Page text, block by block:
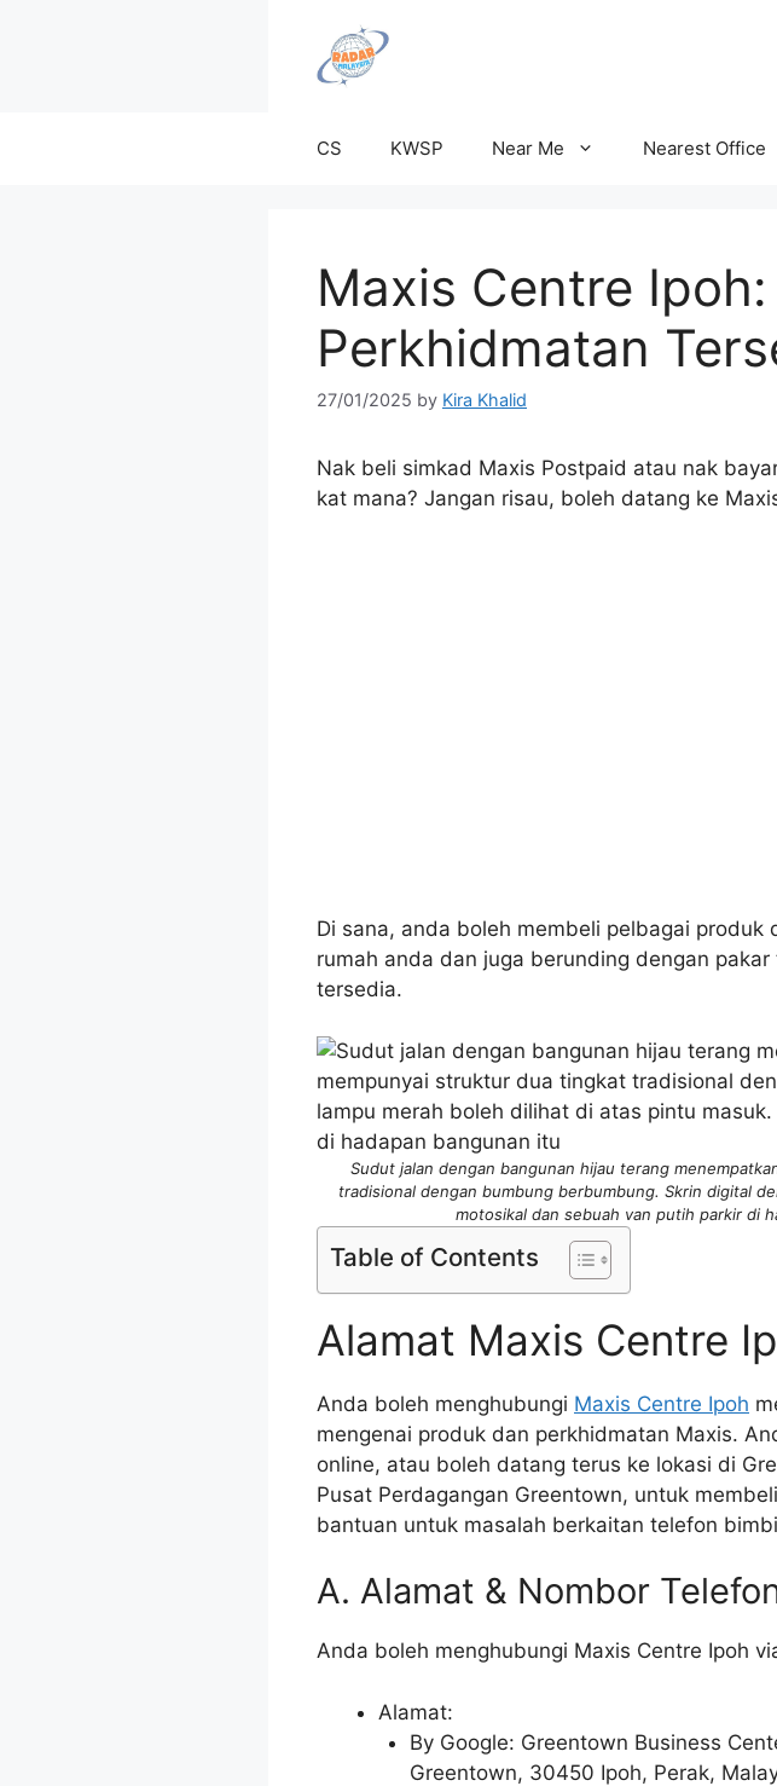
CS KWSP Near Me Nearest Office
Maxis Centre
Perkhidmatan
27/01/2025 by Kira Khalid
Nak beli simkad Maxis Postpaid atau nak
kat mana? Jangan risau, boleh datang ke
Di sana, anda boleh membeli pelbagai
rumah anda dan juga berunding dengan
tersedia.
Sudut jalan dengan bangunan hijau terang
tradisional dengan bumbung berbumbung. Skrin digital
motosikal dan sebuah van putih parkir di
Table of Contents
Alamat Maxis Centre
Anda boleh menghubungi Maxis Centre Ipoh
mengenai produk dan perkhidmatan Maxis.
online, atau boleh datang terus ke lokasi di
Pusat Perdagangan Greentown, untuk
bantuan untuk masalah berkaitan telefon
A. Alamat & Nombor
Anda boleh menghubungi Maxis Centre Ipoh
Alamat:
By Google: Greentown Business
Greentown, 30450 Ipoh, Perak,